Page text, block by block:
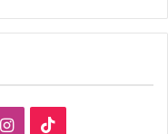
Instagram